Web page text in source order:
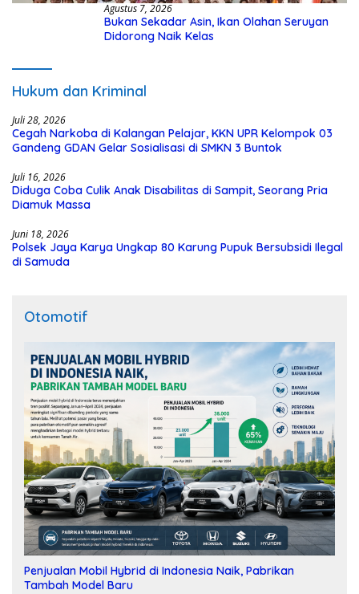
Agustus 7, 2026
Bukan Sekadar Asin, Ikan Olahan Seruyan
Didorong Naik Kelas
Hukum dan Kriminal
Juli 28, 2026
Cegah Narkoba di Kalangan Pelajar, KKN UPR Kelompok 03
Gandeng GDAN Gelar Sosialisasi di SMKN 3 Buntok
Juli 16, 2026
Diduga Coba Culik Anak Disabilitas di Sampit, Seorang Pria
Diamuk Massa
Juni 18, 2026
Polsek Jaya Karya Ungkap 80 Karung Pupuk Bersubsidi Ilegal
di Samuda
Otomotif
Penjualan Mobil Hybrid di Indonesia Naik, Pabrikan
Tambah Model Baru